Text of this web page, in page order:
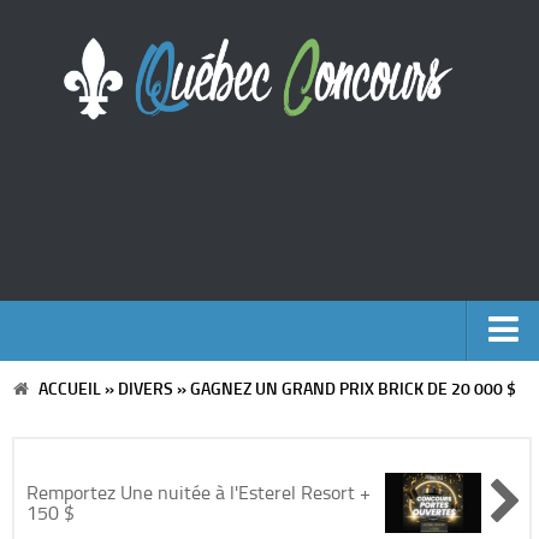
Accueil
Voyages
ACCUEIL» DIVERS »GAGNEZ UN GRAND PRIX BRICK DE 20 000 $
Remportez Une nuitée à l'Esterel Resort +
150 $